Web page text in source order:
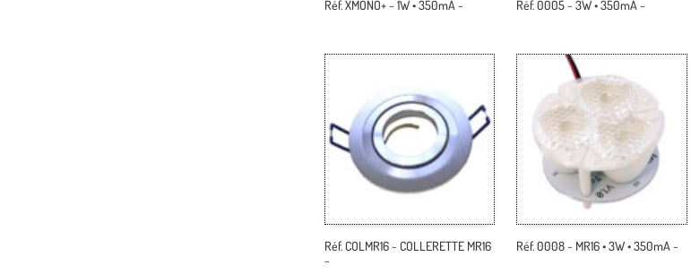
Réf. XMONO+ ~ 1W • 350mA ~ Réf. 0005 ~ 3W • 350mA ~
Réf. COLMR16 ~ COLLERETTE MR16
~
Réf. 0008 ~ MR16 • 3W • 350mA ~